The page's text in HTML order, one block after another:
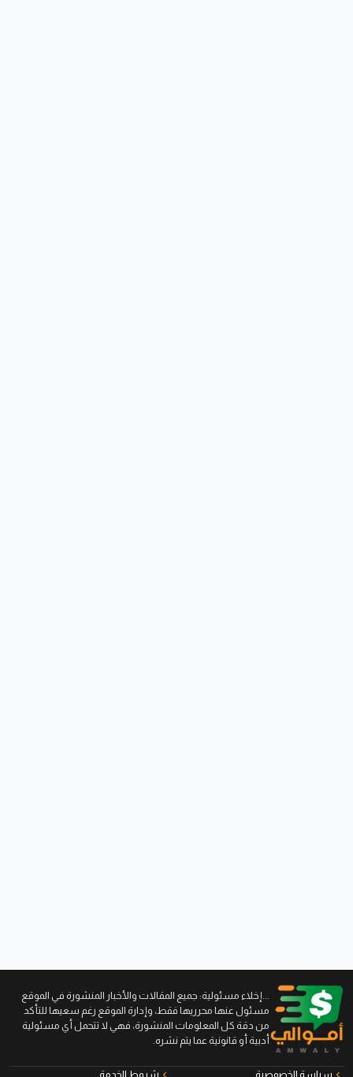
...إخلاء مسئولية: جميع المقالات والأخبار المنشورة في الموقع
مسئول عنها محرريها فقط، وإدارة الموقع رغم سعيها للتأكد
من دقة كل المعلومات المنشورة، فهي لا تتحمل أي مسئولية
أدبية أو قانونية عما يتم نشره.
سياسة الخصوصية شروط الخدمة